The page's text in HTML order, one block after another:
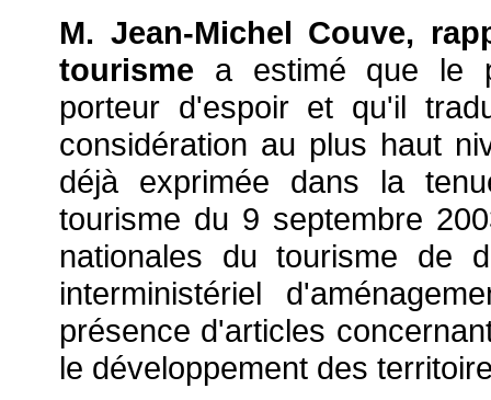
M. Jean-Michel Couve,
tourisme a estimé que le
porteur d'espoir et qu'il
considération au plus haut
déjà exprimée dans la
tourisme du 9 septembre
nationales du tourisme de
interministériel
présence d'articles
le développement des